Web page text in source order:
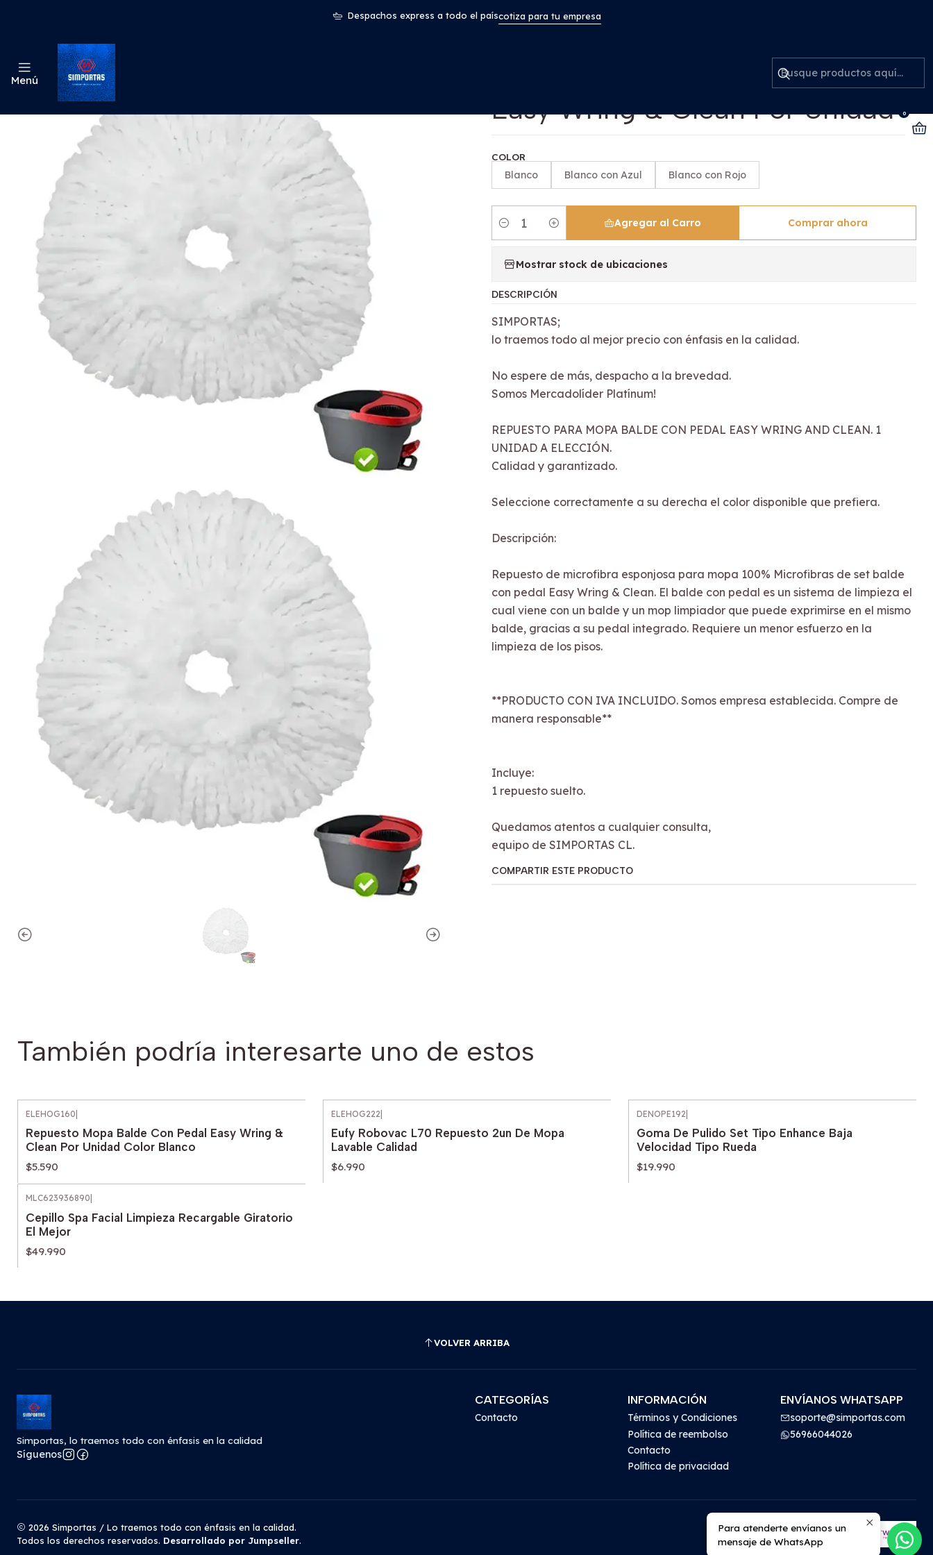
Menú
0
Despachos express a todo el paíscotiza para tu empresa
Repuesto Mopa Balde Con Pedal Easy Wring & Clean Por Unidad
Repuesto Mopa Balde Con Pedal
Easy Wring & Clean Por Unidad
COLOR
Blanco Blanco con Azul Blanco con Rojo
Cantidad
Agregar al Carro Comprar ahora
Mostrar stock de ubicaciones
DESCRIPCIÓN
SIMPORTAS;
lo traemos todo al mejor precio con énfasis en la calidad.
No espere de más, despacho a la brevedad.
Somos Mercadolíder Platínum!
REPUESTO PARA MOPA BALDE CON PEDAL EASY WRING AND CLEAN. 1
UNIDAD A ELECCIÓN.
Calidad y garantizado.
Seleccione correctamente a su derecha el color disponible que prefiera.
Descripción:
Repuesto de microfibra esponjosa para mopa 100% Microfibras de set balde
con pedal Easy Wring & Clean. El balde con pedal es un sistema de limpieza el
cual viene con un balde y un mop limpiador que puede exprimirse en el mismo
balde, gracias a su pedal integrado. Requiere un menor esfuerzo en la
limpieza de los pisos.
**PRODUCTO CON IVA INCLUIDO. Somos empresa establecida. Compre de
manera responsable**
Incluye:
1 repuesto suelto.
Quedamos atentos a cualquier consulta,
equipo de SIMPORTAS CL.
COMPARTIR ESTE PRODUCTO
También podría interesarte uno de estos
ELEHOG160
Repuesto Mopa Balde Con Pedal Easy Wring &
Clean Por Unidad Color Blanco
$5.590
ELEHOG222|
Eufy Robovac L70 Repuesto 2un De Mopa
Lavable Calidad
$6.990
DENOPE192|
Goma De Pulido Set Tipo Enhance Baja
Velocidad Tipo Rueda
$19.990
MLC623936890
Cepillo Spa Facial Limpieza Recargable Giratorio
El Mejor
$49.990
VOLVER ARRIBA
Simportas, lo traemos todo con énfasis en la calidad
Síguenos
CATEGORÍAS
Contacto
INFORMACIÓN
Términos y Condiciones
Política de reembolso
Contacto
Política de privacidad
ENVÍANOS WHATSAPP
soporte@simportas.com
56966044026
2026 Simportas / Lo traemos todo con énfasis en la calidad.
Todos los derechos reservados. Desarrollado por Jumpseller.
Para atenderte envíanos un
mensaje de WhatsApp